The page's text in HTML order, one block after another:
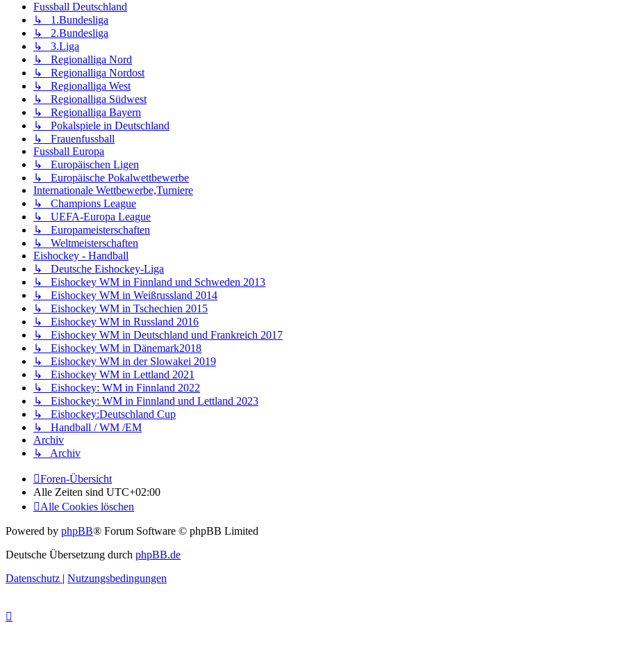
Fussball Deutschland
↳ 1.Bundesliga
↳ 2.Bundesliga
↳ 3.Liga
↳ Regionalliga Nord
↳ Regionalliga Nordost
↳ Regionalliga West
↳ Regionalliga Südwest
↳ Regionalliga Bayern
↳ Pokalspiele in Deutschland
↳ Frauenfussball
Fussball Europa
↳ Europäischen Ligen
↳ Europäische Pokalwettbewerbe
Internationale Wettbewerbe,Turniere
↳ Champions League
↳ UEFA-Europa League
↳ Europameisterschaften
↳ Weltmeisterschaften
Eishockey - Handball
↳ Deutsche Eishockey-Liga
↳ Eishockey WM in Finnland und Schweden 2013
↳ Eishockey WM in Weißrussland 2014
↳ Eishockey WM in Tschechien 2015
↳ Eishockey WM in Russland 2016
↳ Eishockey WM in Deutschland und Frankreich 2017
↳ Eishockey WM in Dänemark2018
↳ Eishockey WM in der Slowakei 2019
↳ Eishockey WM in Lettland 2021
↳ Eishockey: WM in Finnland 2022
↳ Eishockey: WM in Finnland und Lettland 2023
↳ Eishockey:Deutschland Cup
↳ Handball / WM /EM
Archiv
↳ Archiv
Foren-Übersicht
Alle Zeiten sind UTC+02:00
Alle Cookies löschen
Powered by phpBB® Forum Software © phpBB Limited
Deutsche Übersetzung durch phpBB.de
Datenschutz | Nutzungsbedingungen